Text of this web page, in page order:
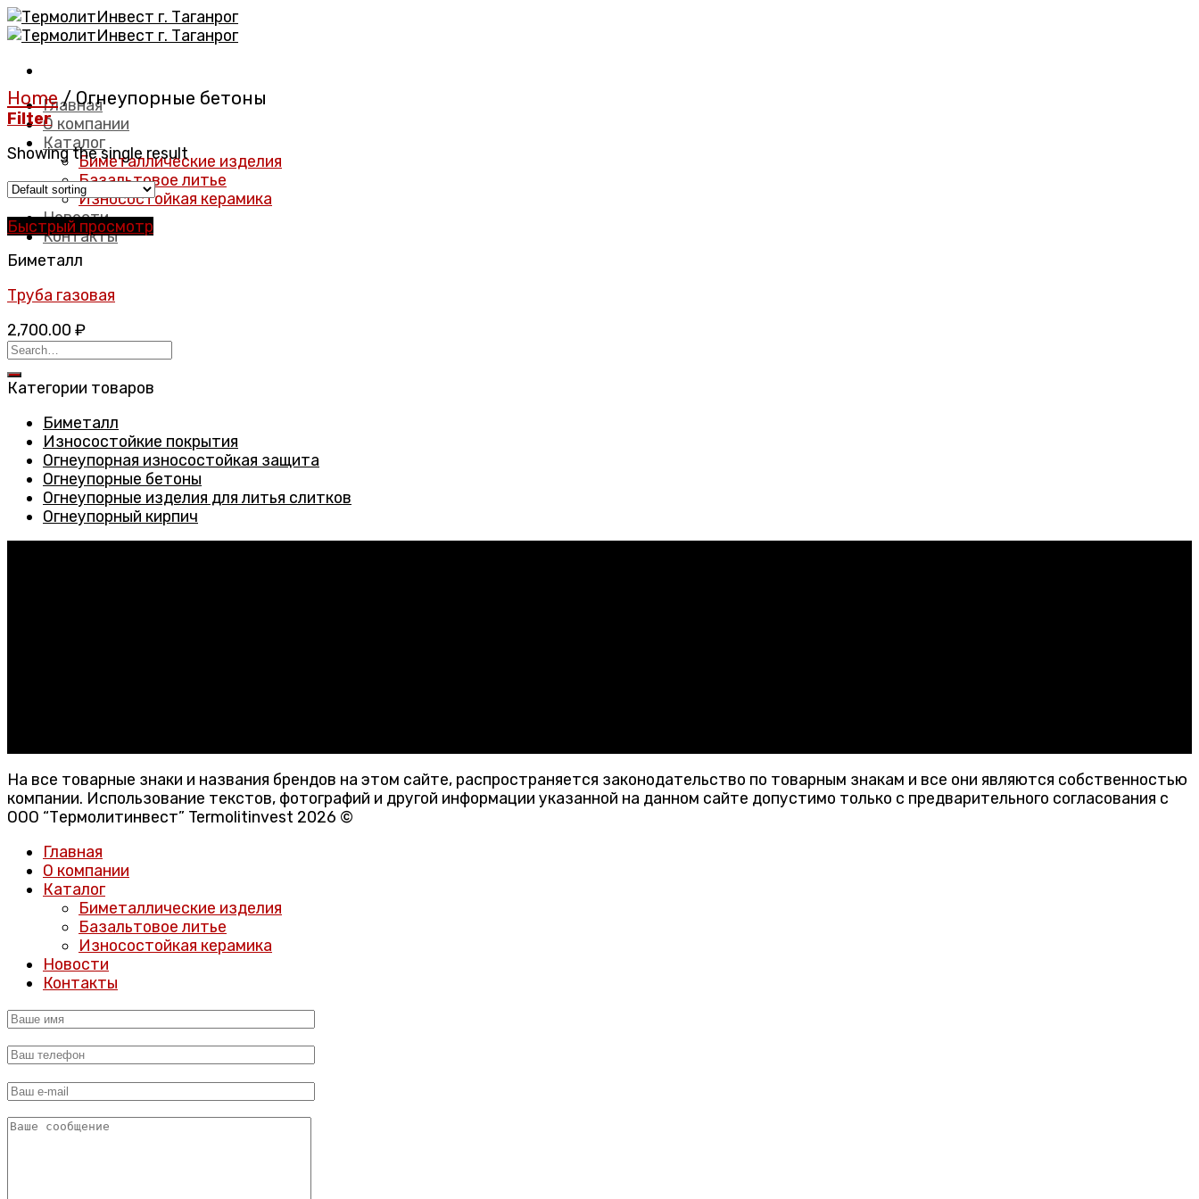
Skip
to
Главная
О компании
Каталог
Биметаллические изделия
Базальтовое литье
Износостойкая керамика
Новости
Контакты
Home /Огнеупорные бетоны
Filter
Showing the single result
Быстрый просмотр
Биметалл
Труба газовая
2,700.00 ₽
Категории товаров
Биметалл
Износостойкие покрытия
Огнеупорная износостойкая защита
Огнеупорные бетоны
Огнеупорные изделия для литья слитков
Огнеупорный кирпич
На все товарные знаки и названия брендов на этом сайте, распространяется законодательство по товарным знакам и все они являются собственностью
компании. Использование текстов, фотографий и другой информации указанной на данном сайте допустимо только с предварительного согласования с
ООО “Термолитинвест” Termolitinvest 2026 ©
Главная
О компании
Каталог
Биметаллические изделия
Базальтовое литье
Износостойкая керамика
Новости
Контакты